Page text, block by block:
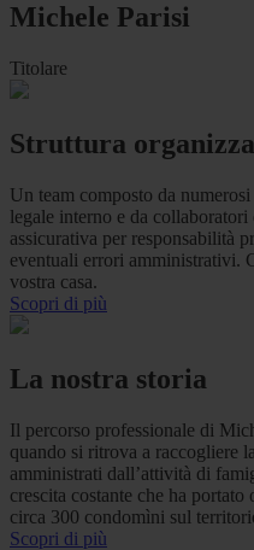
Michele Parisi
Titolare
Struttura
Un team composto da
legale interno e da
assicurativa per responsabilità
eventuali errori amministrativi.
vostra casa.
Scopri di più
La nostra storia
Il percorso professionale di
quando si ritrova a raccogliere
amministrati dall’attività di
crescita costante che ha
circa 300 condomìni sul
Scopri di più